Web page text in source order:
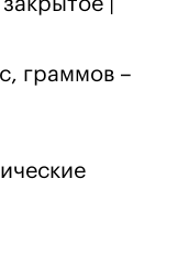
|
граммов –